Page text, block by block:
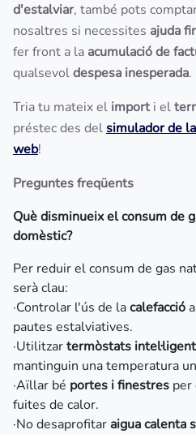
d'estalviar, també pots
nosaltres si necessites ajuda
fer front a la acumulació de
qualsevoldespesa inesperada.
Tria tu mateix el importi el
préstec des delsimulador de
web!
Preguntes freqüents
Què disminueix el consum de
domèstic?
Per reduir el consum de gas
serà clau:
·Controlar l'ús de lacalefacció
pautes estalviatives.
·Utilitzartermòstats
mantinguin una temperatura
·Aïllar bé portes i finestres per
fuites de calor.
·No desaprofitar aigua calenta